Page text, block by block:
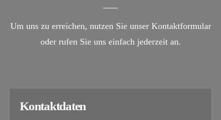
Um uns zu erreichen, nutzen Sie unser Kontaktformular
oder rufen Sie uns einfach jederzeit an.
Kontaktdaten